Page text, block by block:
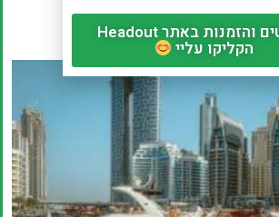
7 כוכבים בדובאי
לפרטים והזמנות באתר Headout
הקליקו עליי